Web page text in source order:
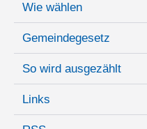
Wie wählen
Gemeindegesetz
So wird ausgezählt
Links